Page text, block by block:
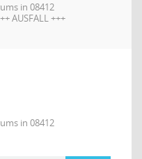
in 08412
AUSFALL +++
in 08412